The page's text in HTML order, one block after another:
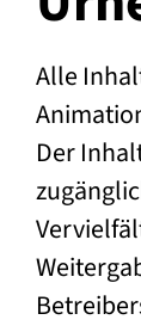
Alle
Der